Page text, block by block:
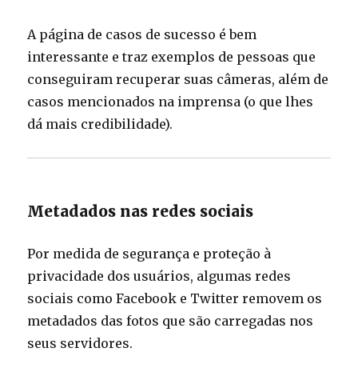
A página de casos de sucesso é bem
interessante e traz exemplos de pessoas que
conseguiram recuperar suas câmeras, além de
casos mencionados na imprensa (o que lhes
dá mais credibilidade).
Metadados nas redes sociais
Por medida de segurança e proteção à
privacidade dos usuários, algumas redes
sociais como Facebook e Twitter removem os
metadados das fotos que são carregadas nos
seus servidores.